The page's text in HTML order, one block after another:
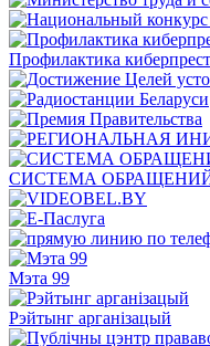
Профилактика
СИСТЕМА
Мэта 99
Рэйтынг арганізацый